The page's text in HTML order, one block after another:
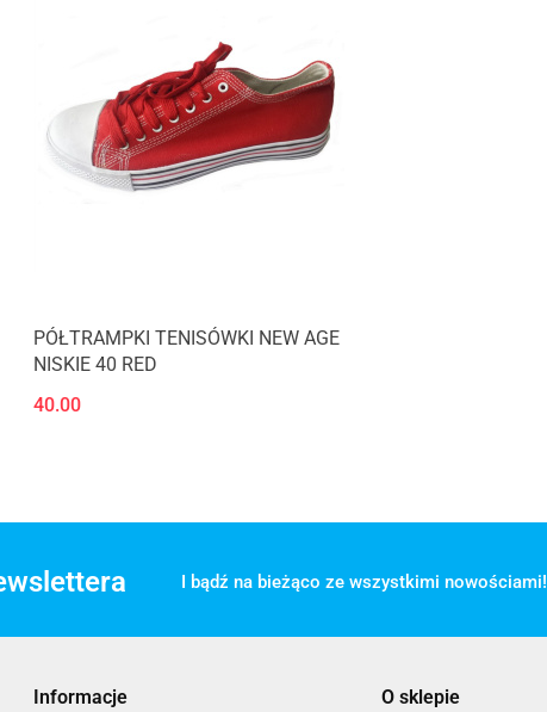
PÓŁTRAMPKI TENISÓWKI NEW AGE
NISKIE 40 RED
40.00
I bądź na bieżąco ze wszystkimi nowościami!
Informacje O sklepie